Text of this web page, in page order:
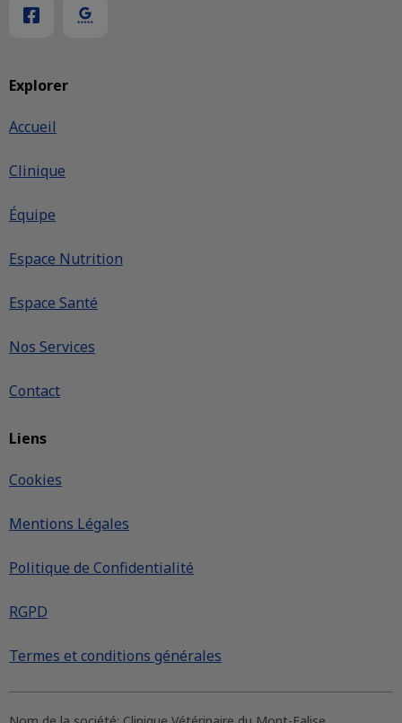
Explorer
Accueil
Clinique
Équipe
Espace Nutrition
Espace Santé
Nos Services
Contact
Liens
Cookies
Mentions Légales
Politique de Confidentialité
RGPD
Termes et conditions générales